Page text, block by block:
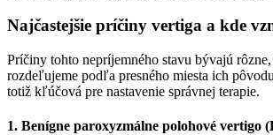
Najčastejšie príčiny vertiga a kde
Príčiny tohto nepríjemného stavu bývajú
rozdeľujeme podľa presného miesta ich
totiž kľúčová pre nastavenie správnej terapie.
1. Benígne paroxyzmálne polohové vertigo